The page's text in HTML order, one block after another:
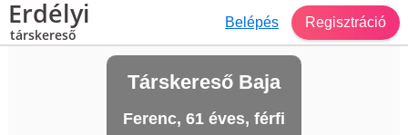
Erdélyi
társkereső
Belépés Regisztráció
Társkereső Baja
Ferenc, 61 éves, férfi